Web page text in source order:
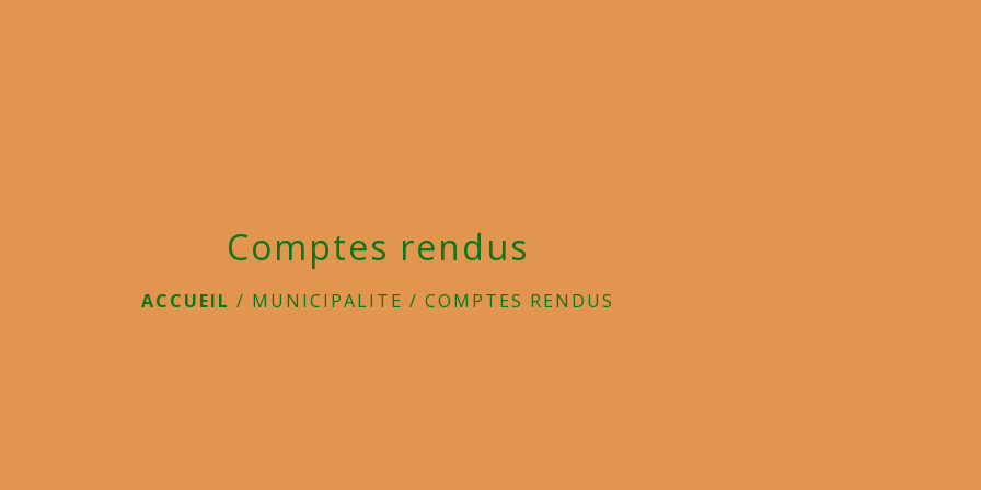
Comptes rendus
ACCUEIL / MUNICIPALITE / COMPTES RENDUS